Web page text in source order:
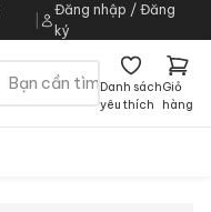
Đăng nhập / Đăng
ký
Danh sách
yêu thích
Giỏ
hàng